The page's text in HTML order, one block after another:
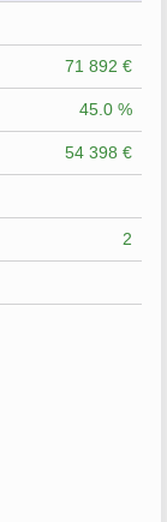
71 892 €
45.0 %
54 398 €
2